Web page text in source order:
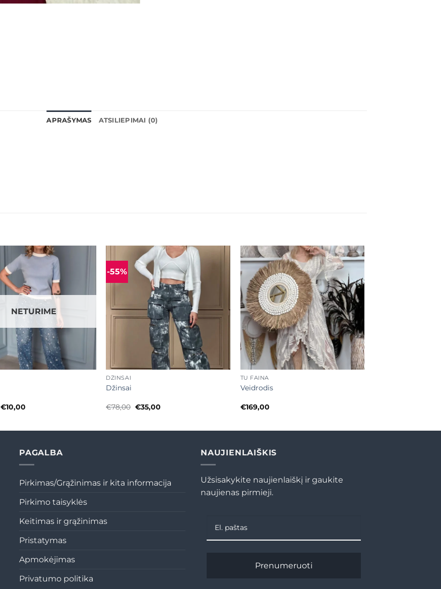
APRAŠYMAS ATSILIEPIMAI (0)
Mėgstamiausias
NETURIME
Original
price
€10,00
-55% Mėgstamiausias
DŽINSAI
Džinsai
€78,00 Original
price
€35,00Current
Mėgstamiausias
+
TU FAINA
Veidrodis
€169,00
PAGALBA
Pirkimas/Grąžinimas ir kita informacija
Pirkimo taisyklės
Keitimas ir grąžinimas
Pristatymas
Apmokėjimas
Privatumo politika
NAUJIENLAIŠKIS
Užsisakykite naujienlaiškį ir gaukite
naujienas pirmieji.
Prenumeruoti